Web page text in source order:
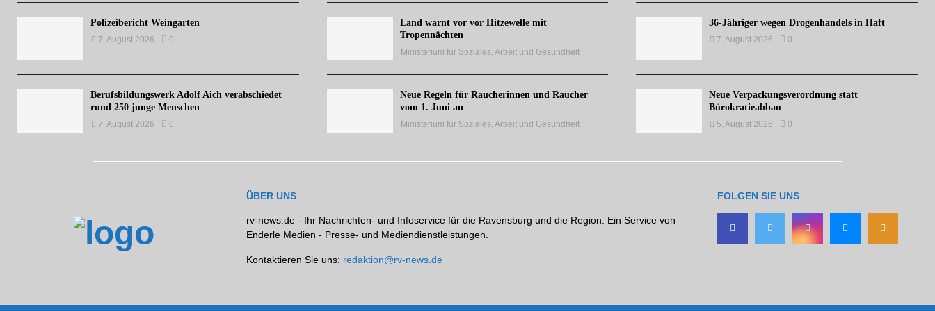
Polizeibericht Weingarten
7. August 2026 0
Berufsbildungswerk Adolf Aich verabschiedet
rund 250 junge Menschen
7. August 2026 0
Land warnt vor vor Hitzewelle mit
Tropennächten
Ministerium für Soziales, Arbeit und Gesundheit
Neue Regeln für Raucherinnen und Raucher
vom 1. Juni an
Ministerium für Soziales, Arbeit und Gesundheit
36-Jähriger wegen Drogenhandels in Haft
7. August 2026 0
Neue Verpackungsverordnung statt
Bürokratieabbau
5. August 2026 0
ÜBER UNS
rv-news.de - Ihr Nachrichten- und Infoservice für die Ravensburg und die Region. Ein Service von
Enderle Medien - Presse- und Mediendienstleistungen.
Kontaktieren Sie uns: redaktion@rv-news.de
FOLGEN SIE UNS